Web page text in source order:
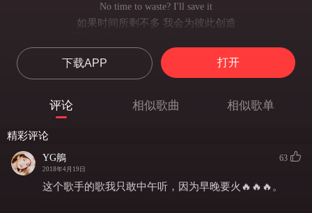
No time to waste? I'll save it
如果时间所剩不多 我会为彼此创造
我要的不多
Need your heart, need you next to me
只不过是你的真心和陪伴
亲爱的 我可以告诉你千万种方式去爱
Give you mine, give you everything
下载APP 打开
评论 相似歌曲 相似歌单
精彩评论
YG鵃
2018年4月19日
63
这个歌手的歌我只敢中午听，因为早晚要火🔥🔥🔥。